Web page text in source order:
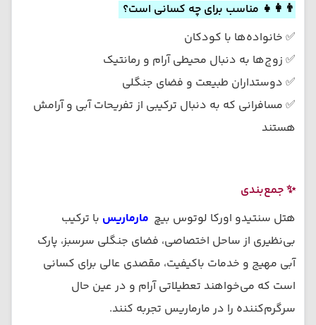
👨‍👩‍👧 مناسب برای چه کسانی است؟
✅ خانواده‌ها با کودکان
✅ زوج‌ها به دنبال محیطی آرام و رمانتیک
✅ دوستداران طبیعت و فضای جنگلی
✅ مسافرانی که به دنبال ترکیبی از تفریحات آبی و آرامش
هستند
✨ جمع‌بندی
هتل سنتیدو اورکا لوتوس بیچ مارماریس با ترکیب
بی‌نظیری از ساحل اختصاصی، فضای جنگلی سرسبز، پارک
آبی مهیج و خدمات باکیفیت، مقصدی عالی برای کسانی
است که می‌خواهند تعطیلاتی آرام و در عین حال
سرگرم‌کننده را در مارماریس تجربه کنند.